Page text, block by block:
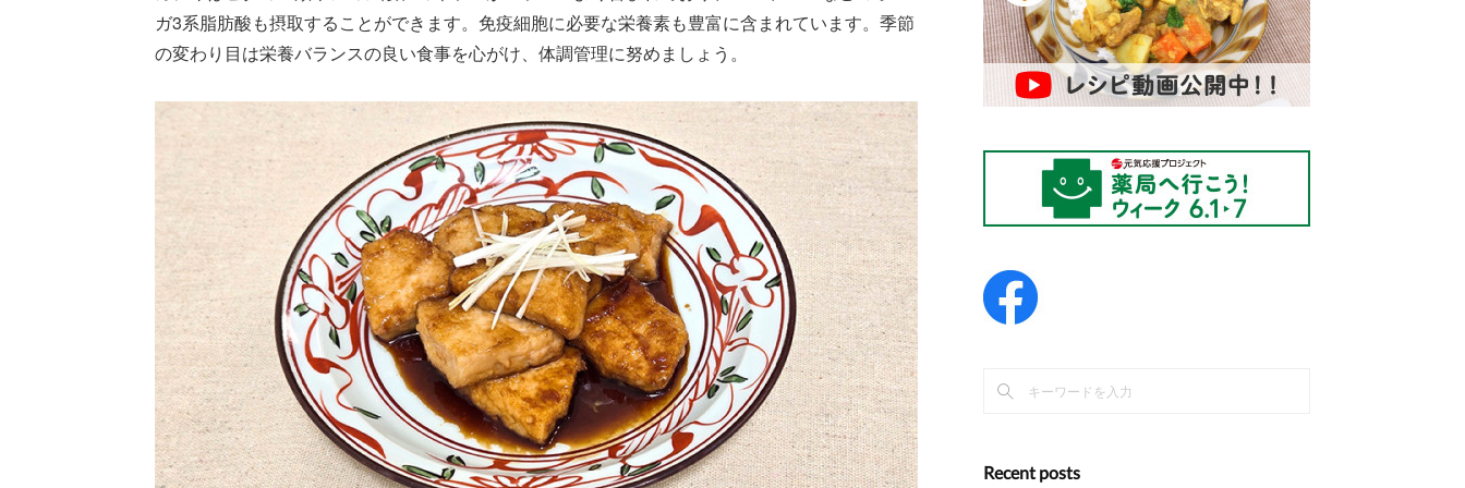
ガ3系脂肪酸も摂取することができます。免疫細胞に必要な栄養素も豊富に含まれています。季節
の変わり目は栄養バランスの良い食事を心がけ、体調管理に努めましょう。
Recent posts